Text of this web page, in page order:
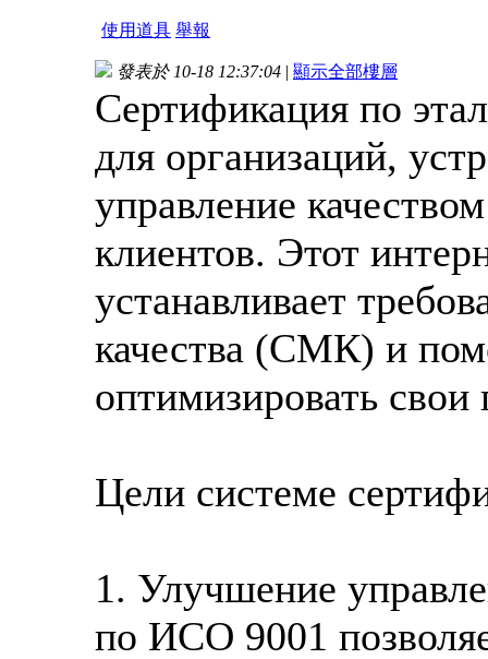
使用道具 舉報
發表於 10-18 12:37:04 | 顯示全部樓層
Сертификация по
для организаций,
управление
клиентов. Этот
устанавливает
качества (СМК) и
оптимизировать
Цели системе
1. Улучшение
по ИСО 9001